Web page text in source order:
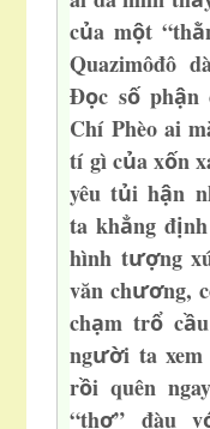
của một “thằ
Quazimôđô
Đọc sốphận
Chí Phèo ai
tí gì của xốn
yêutủi hận
ta khẳng đị
hình tượng
văn chương,
chạm trổ cầ
người ta xem
rồi quên
“thợ” đàu v